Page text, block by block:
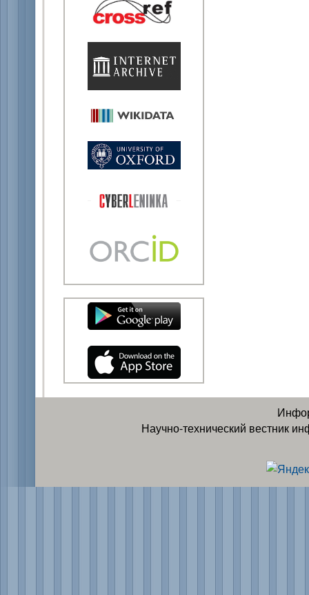
Научно-технический вестник